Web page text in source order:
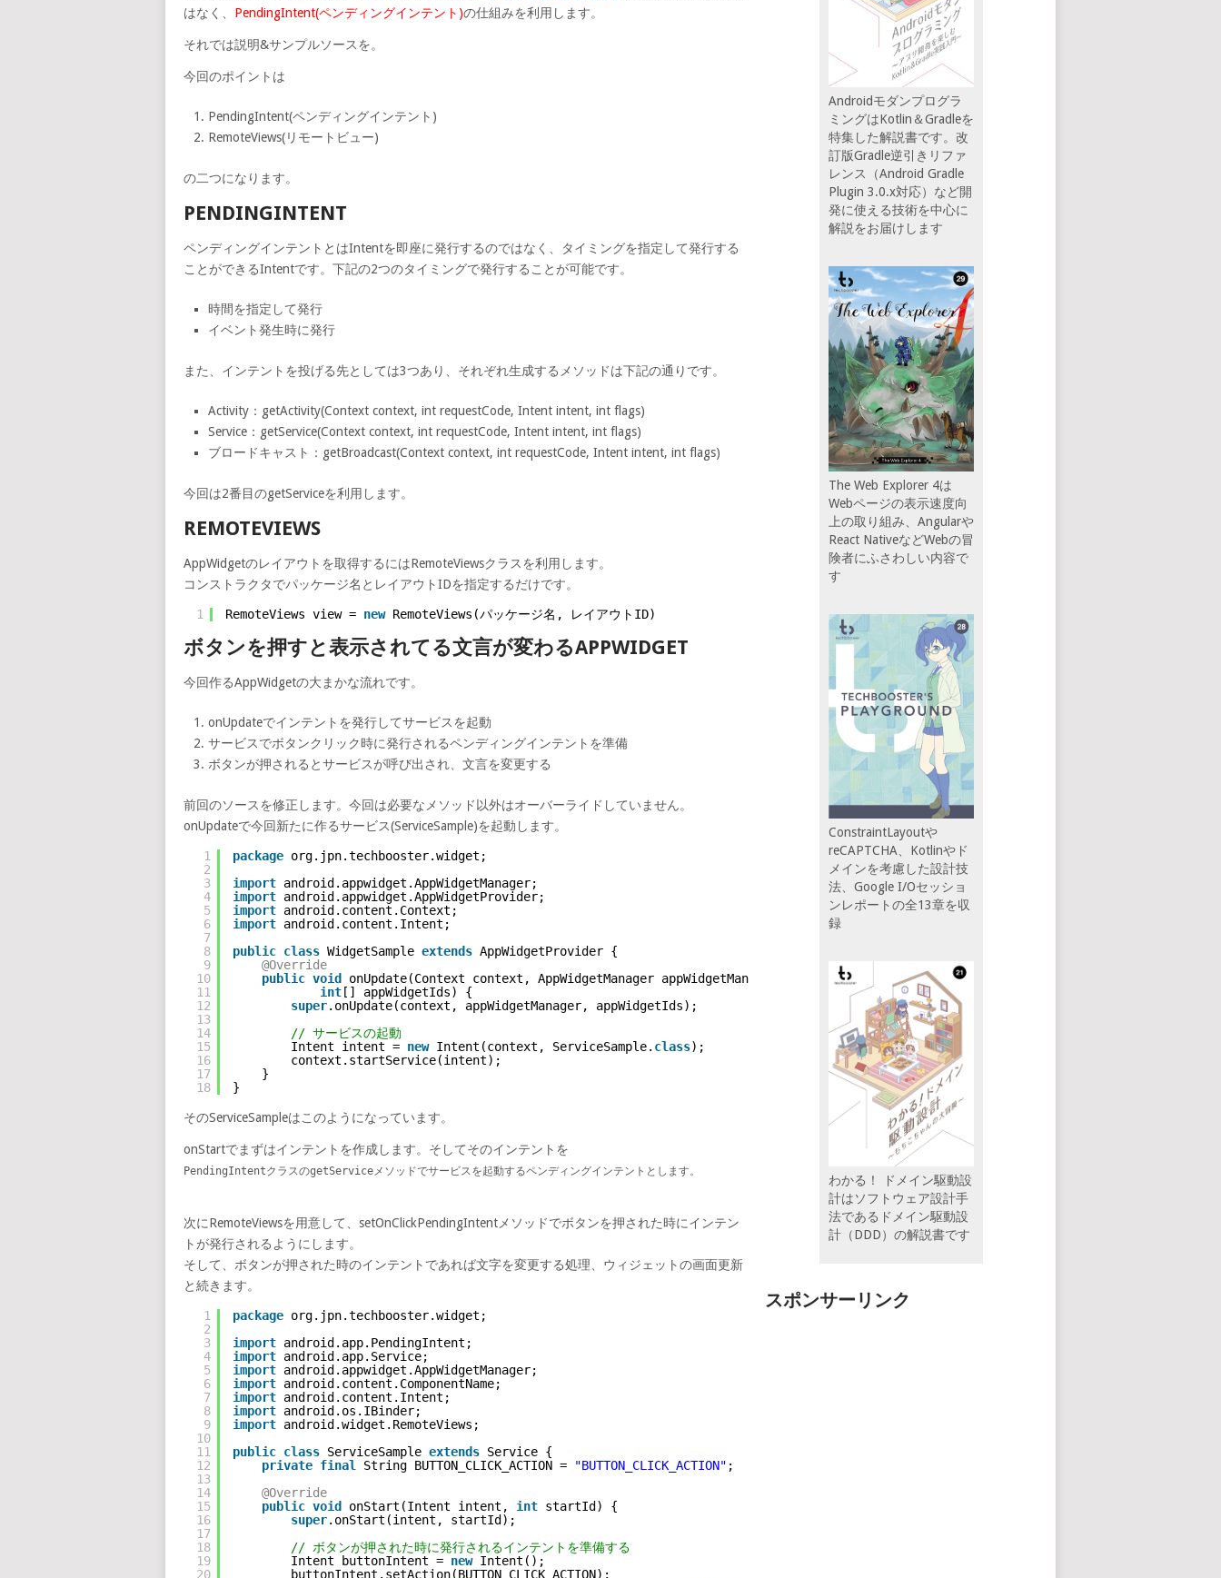
はなく、 PendingIntent(ペンディングインテント)の仕組みを利用します。
それでは説明&サンプルソースを。
今回のポイントは
PendingIntent(ペンディングインテント)
RemoteViews(リモートビュー)
の二つになります。
PENDINGINTENT
ペンディングインテントとはIntentを即座に発行するのではなく、タイミングを指定して発行する
ことができるIntentです。下記の2つのタイミングで発行することが可能です。
時間を指定して発行
イベント発生時に発行
また、インテントを投げる先としては3つあり、それぞれ生成するメソッドは下記の通りです。
Activity：getActivity(Context context, int requestCode, Intent intent, int flags)
Service：getService(Context context, int requestCode, Intent intent, int flags)
ブロードキャスト：getBroadcast(Context context, int requestCode, Intent intent, int flags)
今回は2番目のgetServiceを利用します。
REMOTEVIEWS
AppWidgetのレイアウトを取得するにはRemoteViewsクラスを利用します。
コンストラクタでパッケージ名とレイアウトIDを指定するだけです。
1 RemoteViews view = new RemoteViews(パッケージ名, レイアウトID)
ボタンを押すと表示されてる文言が変わるAPPWIDGET
今回作るAppWidgetの大まかな流れです。
onUpdateでインテントを発行してサービスを起動
サービスでボタンクリック時に発行されるペンディングインテントを準備
ボタンが押されるとサービスが呼び出され、文言を変更する
前回のソースを修正します。今回は必要なメソッド以外はオーバーライドしていません。
onUpdateで今回新たに作るサービス(ServiceSample)を起動します。
1
2
3
4
5
6
7
8
9
10
11
12
13
14
15
16
17
18
package org.jpn.techbooster.widget;
import android.appwidget.AppWidgetManager;
import android.appwidget.AppWidgetProvider;
import android.content.Context;
import android.content.Intent;
public class WidgetSample extends AppWidgetProvider {
@Override
public void
onUpdate(Context context, AppWidgetManager appWidgetManager,
int [] appWidgetIds) {
super.onUpdate(context, appWidgetManager, appWidgetIds);
// サービスの起動
Intent intent = new Intent(context, ServiceSample. class);
context.startService(intent);
}
}
そのServiceSampleはこのようになっています。
onStartでまずはインテントを作成します。そしてそのインテントを
PendingIntentクラスのgetServiceメソッドでサービスを起動するペンディングインテントとします。
次にRemoteViewsを用意して、setOnClickPendingIntentメソッドでボタンを押された時にインテン
トが発行されるようにします。
そして、ボタンが押された時のインテントであれば文字を変更する処理、ウィジェットの画面更新
と続きます。
1
2
3
4
5
6
7
8
9
10
11
12
13
14
15
16
17
18
19
20
package org.jpn.techbooster.widget;
import android.app.PendingIntent;
import android.app.Service;
import android.appwidget.AppWidgetManager;
import android.content.ComponentName;
import android.content.Intent;
import android.os.IBinder;
import android.widget.RemoteViews;
public class ServiceSample extends Service {
private final String BUTTON_CLICK_ACTION = "BUTTON_CLICK_ACTION" ;
@Override
public void onStart(Intent intent, int startId) {
super.onStart(intent, startId);
// ボタンが押された時に発行されるインテントを準備する
Intent buttonIntent = new Intent();
buttonIntent.setAction(BUTTON_CLICK_ACTION);
Androidモダンプログラ
ミングはKotlin＆Gradleを
特集した解説書です。改
訂版Gradle逆引きリファ
レンス（Android Gradle
Plugin 3.0.x対応）など開
発に使える技術を中心に
解説をお届けします
The Web Explorer 4は
Webページの表示速度向
上の取り組み、Angularや
React NativeなどWebの冒
険者にふさわしい内容で
す
ConstraintLayoutや
reCAPTCHA、Kotlinやド
メインを考慮した設計技
法、Google I/Oセッショ
ンレポートの全13章を収
録
わかる！ ドメイン駆動設
計はソフトウェア設計手
法であるドメイン駆動設
計（DDD）の解説書です
スポンサーリンク